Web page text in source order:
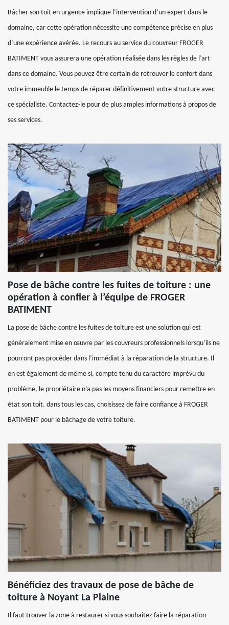
Bâcher son toit en urgence implique l’intervention d’un expert dans le
domaine, car cette opération nécessite une compétence précise en plus
d’une expérience avérée. Le recours au service du couvreur FROGER
BATIMENT vous assurera une opération réalisée dans les règles de l’art
dans ce domaine. Vous pouvez être certain de retrouver le confort dans
votre immeuble le temps de réparer définitivement votre structure avec
ce spécialiste. Contactez-le pour de plus amples informations à propos de
ses services.
Pose de bâche contre les fuites de toiture : une
opération à confier à l’équipe de FROGER
BATIMENT
La pose de bâche contre les fuites de toiture est une solution qui est
généralement mise en œuvre par les couvreurs professionnels lorsqu’ils ne
pourront pas procéder dans l’immédiat à la réparation de la structure. Il
en est également de même si, compte tenu du caractère imprévu du
problème, le propriétaire n’a pas les moyens financiers pour remettre en
état son toit. dans tous les cas, choisissez de faire confiance à FROGER
BATIMENT pour le bâchage de votre toiture.
Bénéficiez des travaux de pose de bâche de
toiture à Noyant La Plaine
Il faut trouver la zone à restaurer si vous souhaitez faire la réparation